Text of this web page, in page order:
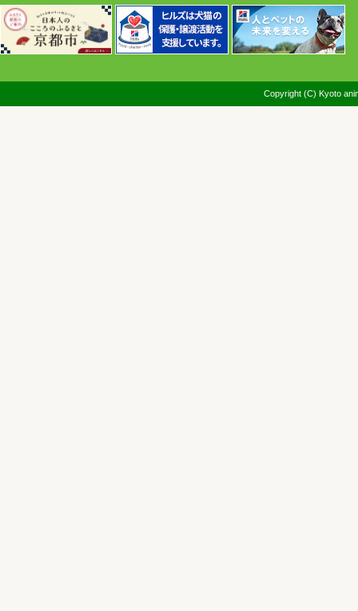
Copyright (C) Kyoto